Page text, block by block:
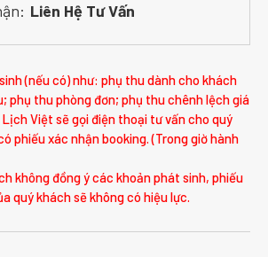
Liên Hệ Tư Vấn
(nếu có) như: phụ thu dành cho khách
phụ thu phòng đơn; phụ thu chênh lệch giá
Việt sẽ gọi điện thoại tư vấn cho quý
phiếu xác nhận booking. (Trong giờ hành
không đồng ý các khoản phát sinh, phiếu
quý khách sẽ không có hiệu lực.